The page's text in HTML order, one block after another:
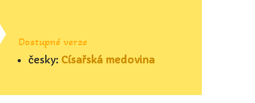
Dostupné verze
česky: Císařská medovina